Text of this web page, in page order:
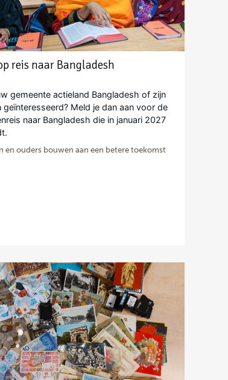
reis naar Bangladesh
gemeente actieland Bangladesh of zijn
geïnteresseerd? Meld je dan aan voor de
naar Bangladesh die in januari 2027
en ouders bouwen aan een betere toekomst